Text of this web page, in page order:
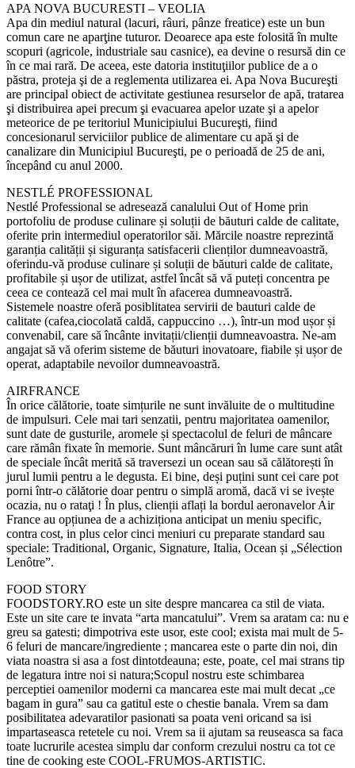
APA NOVA BUCURESTI – VEOLIA
Apa din mediul natural (lacuri, râuri, pânze freatice) este un bun
comun care ne aparţine tuturor. Deoarece apa este folosită în multe
scopuri (agricole, industriale sau casnice), ea devine o resursă din ce
în ce mai rară. De aceea, este datoria instituţiilor publice de a o
păstra, proteja şi de a reglementa utilizarea ei. Apa Nova Bucureşti
are principal obiect de activitate gestiunea resurselor de apă, tratarea
şi distribuirea apei precum şi evacuarea apelor uzate şi a apelor
meteorice de pe teritoriul Municipiului Bucureşti, fiind
concesionarul serviciilor publice de alimentare cu apă şi de
canalizare din Municipiul Bucureşti, pe o perioadă de 25 de ani,
începând cu anul 2000.
NESTLÉ PROFESSIONAL
Nestlé Professional se adresează canalului Out of Home prin
portofoliu de produse culinare și soluții de băuturi calde de calitate,
oferite prin intermediul operatorilor săi. Mărcile noastre reprezintă
garanția calității și siguranța satisfacerii clienților dumneavoastră,
oferindu-vă produse culinare și soluții de băuturi calde de calitate,
profitabile și ușor de utilizat, astfel încât să vă puteți concentra pe
ceea ce contează cel mai mult în afacerea dumneavoastră.
Sistemele noastre oferă posiblitatea servirii de bauturi calde de
calitate (cafea,ciocolată caldă, cappuccino …), într-un mod ușor și
convenabil, care să încânte invitații/clienții dumneavoastra. Ne-am
angajat să vă oferim sisteme de băuturi inovatoare, fiabile și ușor de
operat, adaptabile nevoilor dumneavoastră.
AIRFRANCE
În orice călătorie, toate simțurile ne sunt invăluite de o multitudine
de impulsuri. Cele mai tari senzatii, pentru majoritatea oamenilor,
sunt date de gusturile, aromele și spectacolul de feluri de mâncare
care rămân fixate în memorie. Sunt mâncăruri în lume care sunt atât
de speciale încât merită să traversezi un ocean sau să călătorești în
jurul lumii pentru a le degusta. Ei bine, deși puțini sunt cei care pot
porni într-o călătorie doar pentru o simplă aromă, dacă vi se ivește
ocazia, nu o rataţi ! În plus, clienții aflați la bordul aeronavelor Air
France au opțiunea de a achiziționa anticipat un meniu specific,
contra cost, in plus celor cinci meniuri cu preparate standard sau
speciale: Traditional, Organic, Signature, Italia, Ocean și „Sélection
Lenôtre”.
FOOD STORY
FOODSTORY.RO este un site despre mancarea ca stil de viata.
Este un site care te invata “arta mancatului”. Vrem sa aratam ca: nu e
greu sa gatesti; dimpotriva este usor, este cool; exista mai mult de 5-
6 feluri de mancare/ingrediente ; mancarea este o parte din noi, din
viata noastra si asa a fost dintotdeauna; este, poate, cel mai strans tip
de legatura intre noi si natura;Scopul nostru este schimbarea
perceptiei oamenilor moderni ca mancarea este mai mult decat „ce
bagam in gura” sau ca gatitul este o chestie banala. Vrem sa dam
posibilitatea adevaratilor pasionati sa poata veni oricand sa isi
impartaseasca retetele cu noi. Vrem sa ii ajutam sa reuseasca sa faca
toate lucrurile acestea simplu dar conform crezului nostru ca tot ce
tine de cooking este COOL-FRUMOS-ARTISTIC.